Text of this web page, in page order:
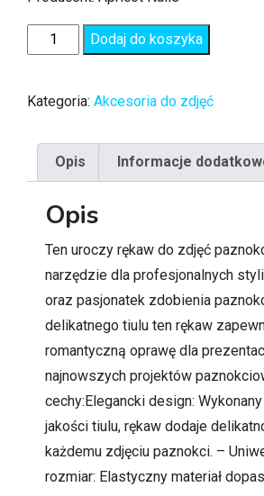
Dodaj do koszyka
Kategoria: Akcesoria do zdjęć
Opis Informacje
Opis
Ten uroczy rękaw do zdjęć
narzędzie dla profesjonalnych
oraz pasjonatek zdobienia
delikatnego tiulu ten rękaw
romantyczną oprawę dla
najnowszych projektów
cechy:Elegancki design:
jakości tiulu, rękaw dodaje
każdemu zdjęciu paznokci. –
rozmiar: Elastyczny materiał